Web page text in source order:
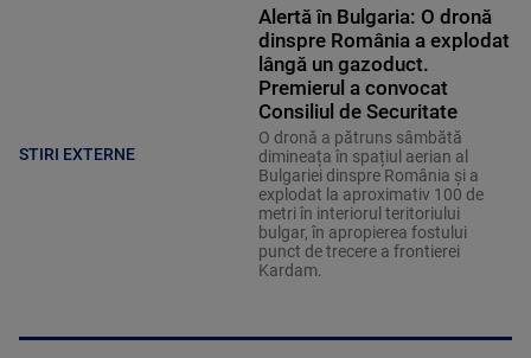
STIRI EXTERNE
Alertă în Bulgaria: O dronă
dinspre România a explodat
lângă un gazoduct.
Premierul a convocat
Consiliul de Securitate
O dronă a pătruns sâmbătă
dimineața în spațiul aerian al
Bulgariei dinspre România și a
explodat la aproximativ 100 de
metri în interiorul teritoriului
bulgar, în apropierea fostului
punct de trecere a frontierei
Kardam.